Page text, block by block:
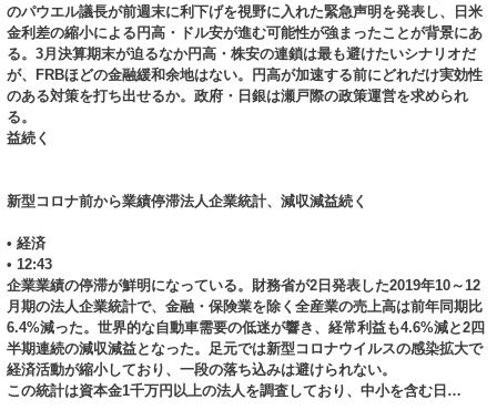
のパウエル議長が前週末に利下げを視野に入れた緊急声明を発表し、日米
金利差の縮小による円高・ドル安が進む可能性が強まったことが背景にあ
る。3月決算期末が迫るなか円高・株安の連鎖は最も避けたいシナリオだ
が、FRBほどの金融緩和余地はない。円高が加速する前にどれだけ実効性
のある対策を打ち出せるか。政府・日銀は瀬戸際の政策運営を求められ
る。
益続く
新型コロナ前から業績停滞法人企業統計、減収減益続く
• 経済
• 12:43
企業業績の停滞が鮮明になっている。財務省が2日発表した2019年10～12
月期の法人企業統計で、金融・保険業を除く全産業の売上高は前年同期比
6.4%減った。世界的な自動車需要の低迷が響き、経常利益も4.6%減と2四
半期連続の減収減益となった。足元では新型コロナウイルスの感染拡大で
経済活動が縮小しており、一段の落ち込みは避けられない。
この統計は資本金1千万円以上の法人を調査しており、中小を含む日…